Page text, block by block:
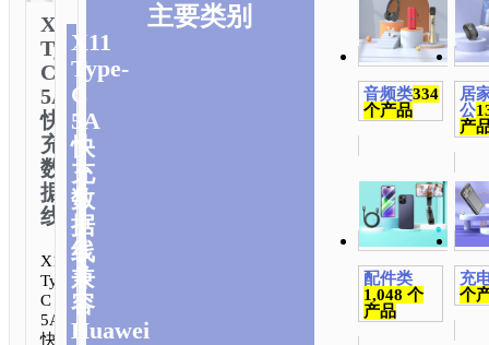
X11
Type-
C
5A
快
充
数
据
线
X11
Type-
C
5A
快
主要类别
音频类334
个产品
居
公
产
配件类
1,048 个
产品
充
个
X11
Type-
C
5A
快
充
数
据
线
兼
容
Huawei